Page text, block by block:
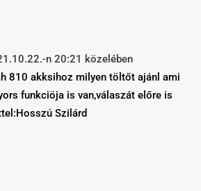
n 20:21 közelében
810 akksihoz milyen töltőt ajánl ami
funkciöja is van,válaszát előre is
Szilárd